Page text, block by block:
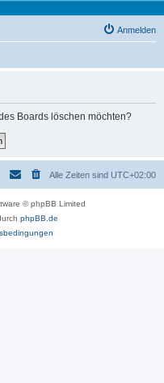
Anmelden
Boards löschen möchten?
Alle Zeiten sind UTC+02:00
© phpBB Limited
phpBB.de